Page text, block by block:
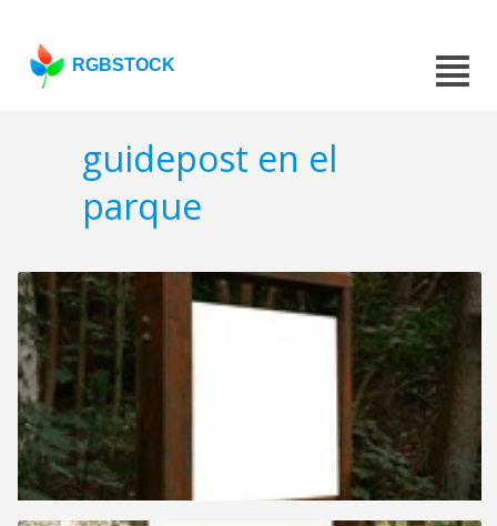
RGBSTOCK
guidepost en el
parque